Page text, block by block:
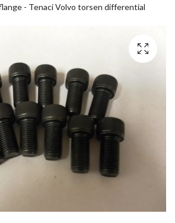
- Tenaci Volvo torsen differential